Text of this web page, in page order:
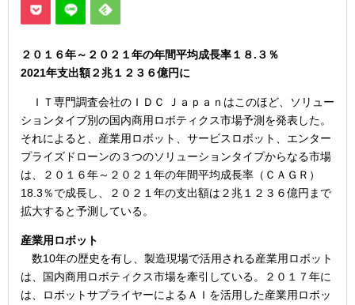
２０１６年～２０２１年の年間平均成長率１８.３％
2021年支出額２兆１２３６億円に
ＩＴ専門調査会社のＩＤＣ Ｊａｐａｎはこのほど、ソリュー
ションタイプ別の国内商用ロボティクス市場予測を発表した。
それによると、産業用ロボット、サービスロボット、エンター
プライズドローンの３つのソリューションタイプからなる市場
は、２０１６年～２０２１年の年間平均成長率（ＣＡＧＲ）
18.3％で成長し、２０２１年の支出額は２兆１２３６億円まで
拡大すると予測している。
産業用ロボット
数10年の歴史を有し、製造現場で活用される産業用ロボット
は、国内商用ロボティクス市場を牽引している。２０１７年に
は、ロボットサプライヤーによるＡＩを活用した産業用ロボッ